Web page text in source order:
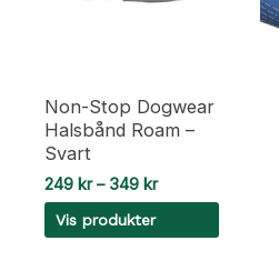
Non-Stop Dogwear
Halsbånd Roam –
Svart
249 kr – 349 krPrisområde:
249 kr
til
349 kr
Vis produkter